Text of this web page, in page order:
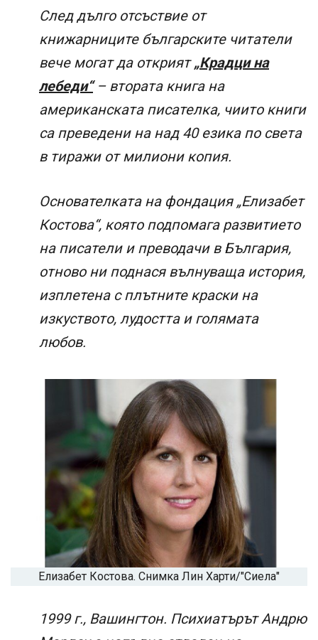
След дълго отсъствие от
книжарниците българските читатели
вече могат да открият„Крадци на
лебеди“– втората книга на
американската писателка, чиито книги
са преведени на над 40 езика по света
в тиражи от милиони копия.
Основателката на фондация „Елизабет
Костова“, която подпомага развитието
на писатели и преводачи в България,
отново ни поднася вълнуваща история,
изплетена с плътните краски на
изкуството, лудостта и голямата
любов.
Елизабет Костова. Снимка Лин Харти/"Сиела"
1999 г., Вашингтон. Психиатърът Андрю